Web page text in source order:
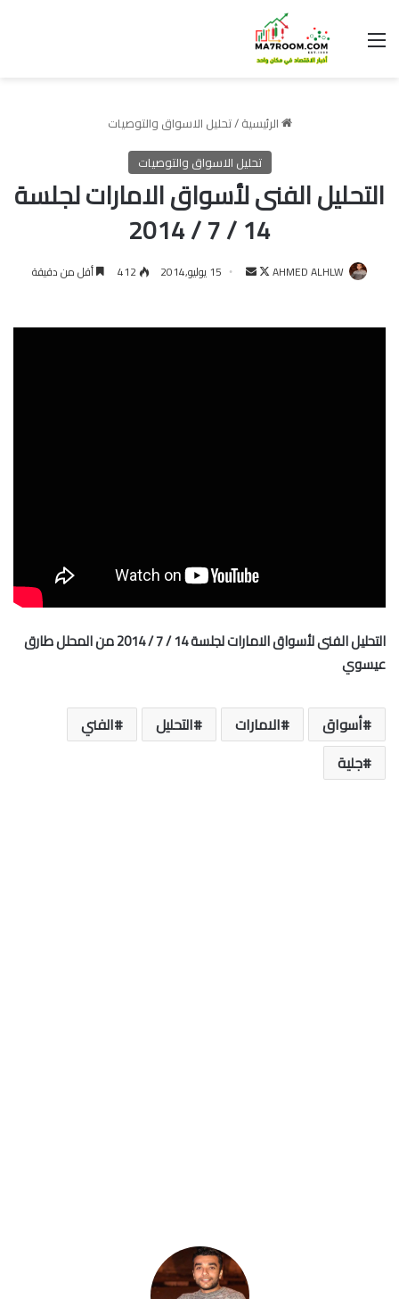
القائمة
الرئيسية/تحليل الاسواق والتوصيات
تحليل الاسواق والتوصيات
التحليل الفنى لأسواق الامارات لجلسة
14 / 7 / 2014
AHMED ALHLW
تابعأرسل 15 يوليو,2014 412 أقل من دقيقة
التحليل الفنى لأسواق الامارات لجلسة 14 / 7 / 2014 من المحلل طارق
عيسوي
أسواق الامارات التحليل
الفني
جلية